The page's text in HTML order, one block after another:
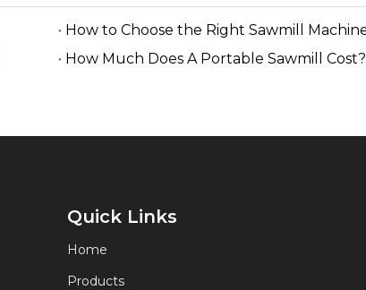
How to Choose the Right Sawmill
How Much Does A Portable Sawmill
Quick Links
Home
Products